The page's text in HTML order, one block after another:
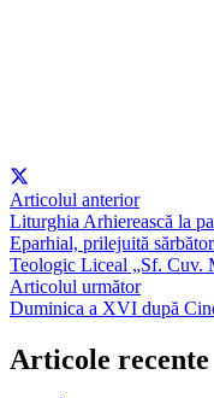
Articolul anterior
Liturghia Arhierească la
Eparhial, prilejuită
Teologic Liceal „Sf. Cuv.
Articolul următor
Duminica a XVI după
Articole recente